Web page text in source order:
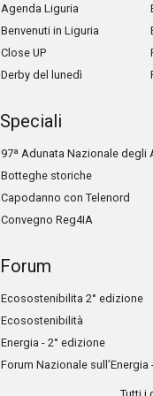
Agenda Liguria
Benvenuti in Liguria
Close UP
Derby del lunedì
Speciali
97ª Adunata Nazionale degli
Botteghe storiche
Capodanno con Telenord
Convegno Reg4IA
Forum
Ecosostenibilita 2° edizione
Ecosostenibilità
Energia - 2° edizione
Forum Nazionale sull’Energia